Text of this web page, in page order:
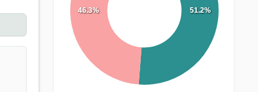
51.2%
46.3%